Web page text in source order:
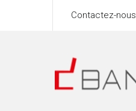
Contactez-nous